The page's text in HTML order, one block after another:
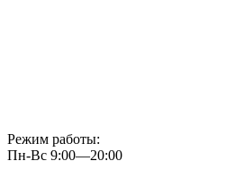
Режим работы:
Пн-Вс 9:00—20:00